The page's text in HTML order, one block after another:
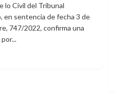
lo Civil del Tribunal
en sentencia de fecha 3 de
747/2022, confirma una